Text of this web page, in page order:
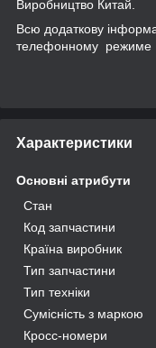
Виробництво Китай.
Всю додаткову
телефонному режиме
Характеристики
Основні атрибути
Стан
Код запчастини
Країна виробник
Тип запчастини
Тип техніки
Сумісність з маркою
Кросс-номери